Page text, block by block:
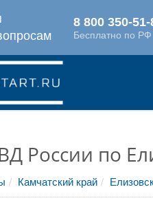
России по
Камчатский край